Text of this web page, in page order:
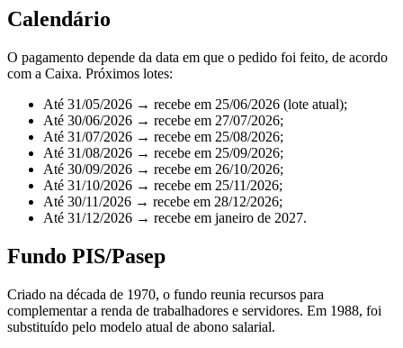
Calendário
O pagamento depende da data em que o pedido foi feito, de acordo
com a Caixa. Próximos lotes:
Até 31/05/2026 → recebe em 25/06/2026 (lote atual);
Até 30/06/2026 → recebe em 27/07/2026;
Até 31/07/2026 → recebe em 25/08/2026;
Até 31/08/2026 → recebe em 25/09/2026;
Até 30/09/2026 → recebe em 26/10/2026;
Até 31/10/2026 → recebe em 25/11/2026;
Até 30/11/2026 → recebe em 28/12/2026;
Até 31/12/2026 → recebe em janeiro de 2027.
Fundo PIS/Pasep
Criado na década de 1970, o fundo reunia recursos para
complementar a renda de trabalhadores e servidores. Em 1988, foi
substituído pelo modelo atual de abono salarial.